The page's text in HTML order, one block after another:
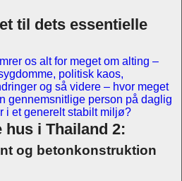
til dets essentielle
os alt for meget om alting –
politisk kaos,
og så videre – hvor meget
gennemsnitlige person på daglig
i et generelt stabilt miljø?
hus i Thailand 2:
og betonkonstruktion